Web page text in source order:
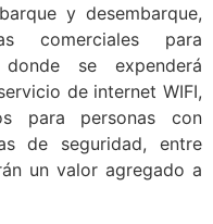
y desembarque,
comerciales para
se expenderá
de internet WIFI,
para personas con
de seguridad, entre
un valor agregado a